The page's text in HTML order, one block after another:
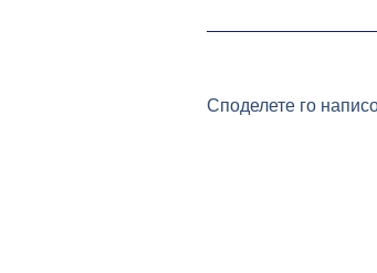
Споделете го